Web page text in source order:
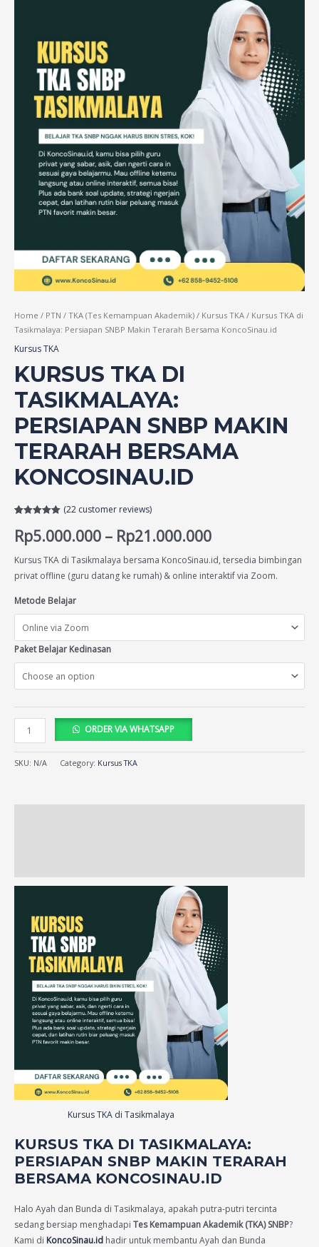
Home / PTN / TKA (Tes Kemampuan Akademik) / Kursus TKA / Kursus TKA di
Tasikmalaya: Persiapan SNBP Makin Terarah Bersama KoncoSinau.id
Kursus TKA
KURSUS TKA DI
TASIKMALAYA:
PERSIAPAN SNBP MAKIN
TERARAH BERSAMA
KONCOSINAU.ID
out of 5
based on
customer
ratings
(22customer reviews)
Rp5.000.000 – Rp21.000.000
Kursus TKA di Tasikmalaya bersama KoncoSinau.id, tersedia bimbingan
privat offline (guru datang ke rumah) & online interaktif via Zoom.
Metode Belajar
Paket Belajar Kedinasan
ORDER VIA WHATSAPP
SKU: N/A Category: Kursus TKA
Kursus TKA di Tasikmalaya
KURSUS TKA DI TASIKMALAYA:
PERSIAPAN SNBP MAKIN TERARAH
BERSAMA KONCOSINAU.ID
Halo Ayah dan Bunda di Tasikmalaya, apakah putra-putri tercinta
sedang bersiap menghadapi Tes Kemampuan Akademik (TKA) SNBP?
Kami di KoncoSinau.id hadir untuk membantu Ayah dan Bunda